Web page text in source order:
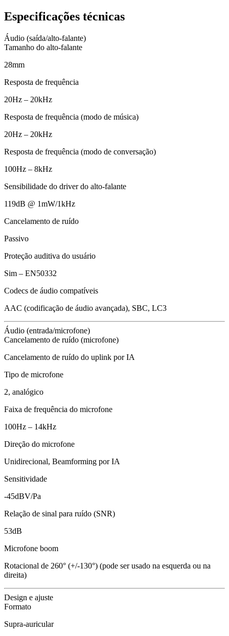
Especificações técnicas
Áudio (saída/alto-falante)
Tamanho do alto-falante
28mm
Resposta de frequência
20Hz – 20kHz
Resposta de frequência (modo de música)
20Hz – 20kHz
Resposta de frequência (modo de conversação)
100Hz – 8kHz
Sensibilidade do driver do alto-falante
119dB @ 1mW/1kHz
Cancelamento de ruído
Passivo
Proteção auditiva do usuário
Sim – EN50332
Codecs de áudio compatíveis
AAC (codificação de áudio avançada), SBC, LC3
Áudio (entrada/microfone)
Cancelamento de ruído (microfone)
Cancelamento de ruído do uplink por IA
Tipo de microfone
2, analógico
Faixa de frequência do microfone
100Hz – 14kHz
Direção do microfone
Unidirecional, Beamforming por IA
Sensitividade
-45dBV/Pa
Relação de sinal para ruído (SNR)
53dB
Microfone boom
Rotacional de 260° (+/-130°) (pode ser usado na esquerda ou na
direita)
Design e ajuste
Formato
Supra-auricular